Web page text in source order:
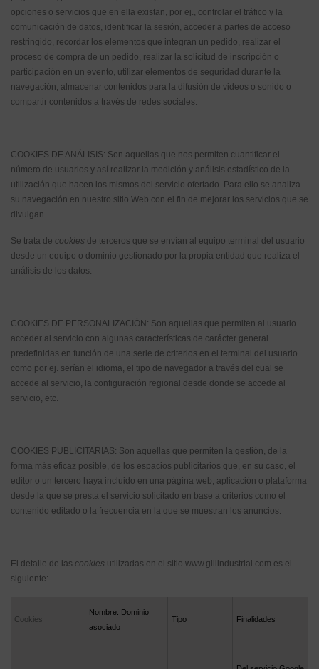
opciones o servicios que en ella existan, por ej., controlar el tráfico y la
comunicación de datos, identificar la sesión, acceder a partes de acceso
restringido, recordar los elementos que integran un pedido, realizar el
proceso de compra de un pedido, realizar la solicitud de inscripción o
participación en un evento, utilizar elementos de seguridad durante la
navegación, almacenar contenidos para la difusión de videos o sonido o
compartir contenidos a través de redes sociales.
COOKIES DE ANÁLISIS: Son aquellas que nos permiten cuantificar el
número de usuarios y así realizar la medición y análisis estadístico de la
utilización que hacen los mismos del servicio ofertado. Para ello se analiza
su navegación en nuestro sitio Web con el fin de mejorar los servicios que se
divulgan.
Se trata de cookies de terceros que se envían al equipo terminal del usuario
desde un equipo o dominio gestionado por la propia entidad que realiza el
análisis de los datos.
COOKIES DE PERSONALIZACIÓN: Son aquellas que permiten al usuario
acceder al servicio con algunas características de carácter general
predefinidas en función de una serie de criterios en el terminal del usuario
como por ej. serían el idioma, el tipo de navegador a través del cual se
accede al servicio, la configuración regional desde donde se accede al
servicio, etc.
COOKIES PUBLICITARIAS: Son aquellas que permiten la gestión, de la
forma más eficaz posible, de los espacios publicitarios que, en su caso, el
editor o un tercero haya incluido en una página web, aplicación o plataforma
desde la que se presta el servicio solicitado en base a criterios como el
contenido editado o la frecuencia en la que se muestran los anuncios.
El detalle de las cookies utilizadas en el sitio www.giliindustrial.com es el
siguiente:
Cookies
Nombre. Dominio
asociado
Tipo Finalidades